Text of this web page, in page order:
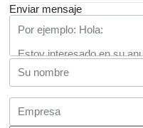
Enviar mensaje